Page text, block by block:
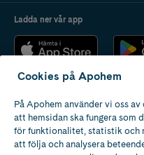
Ladda ner vår app
Apotek med tillstånd
av Läkemedelsverket
Cookies på Apohem
På Apohem använder vi oss
att hemsidan ska fungera som
för funktionalitet, statistik och
att följa och analysera